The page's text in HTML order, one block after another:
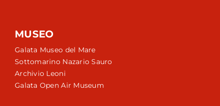
MUSEO
Galata Museo del Mare
Sottomarino Nazario Sauro
Archivio Leoni
Galata Open Air Museum